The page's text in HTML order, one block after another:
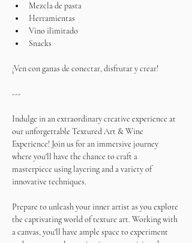
Mezcla de pasta
Herramientas
Vino ilimitado
Snacks
¡Ven con ganas de conectar, disfrutar y crear!
---
Indulge in an extraordinary creative experience at
our unforgettable Textured Art & Wine
Experience! Join us for an immersive journey
where you'll have the chance to craft a
masterpiece using layering and a variety of
innovative techniques.
Prepare to unleash your inner artist as you explore
the captivating world of texture art. Working with
a canvas, you'll have ample space to experiment